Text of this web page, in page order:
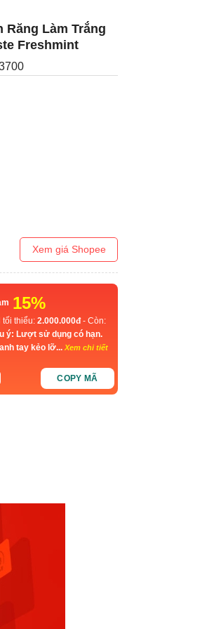
Răng Làm Trắng
Freshmint
Xem giá Shopee
15%
tối thiểu: 2.000.000đ - Còn:
ý: Lượt sử dụng có hạn.
tay kẻo lỡ... Xem chi tiết
COPY MÃ